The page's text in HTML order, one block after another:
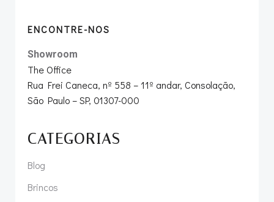
ENCONTRE-NOS
Showroom
The Office
Rua Frei Caneca, nº 558 – 11º andar, Consolação,
São Paulo – SP, 01307-000
CATEGORIAS
Blog
Brincos